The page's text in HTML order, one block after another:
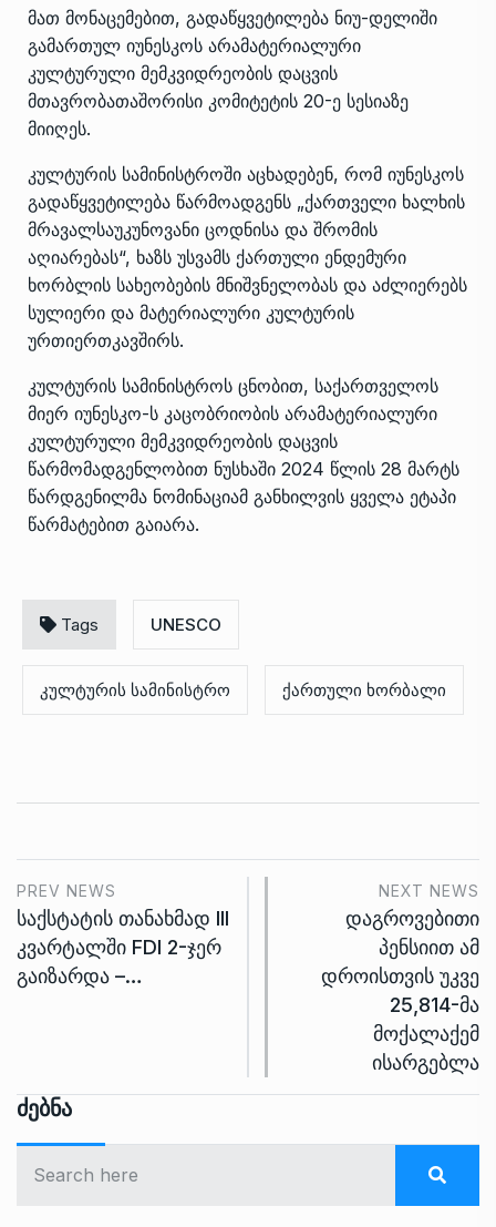
მათ მონაცემებით, გადაწყვეტილება ნიუ-დელიში
გამართულ იუნესკოს არამატერიალური
კულტურული მემკვიდრეობის დაცვის
მთავრობათაშორისი კომიტეტის 20-ე სესიაზე
მიიღეს.
კულტურის სამინისტროში აცხადებენ, რომ იუნესკოს
გადაწყვეტილება წარმოადგენს „ქართველი ხალხის
მრავალსაუკუნოვანი ცოდნისა და შრომის
აღიარებას“, ხაზს უსვამს ქართული ენდემური
ხორბლის სახეობების მნიშვნელობას და აძლიერებს
სულიერი და მატერიალური კულტურის
ურთიერთკავშირს.
კულტურის სამინისტროს ცნობით, საქართველოს
მიერ იუნესკო-ს კაცობრიობის არამატერიალური
კულტურული მემკვიდრეობის დაცვის
წარმომადგენლობით ნუსხაში 2024 წლის 28 მარტს
წარდგენილმა ნომინაციამ განხილვის ყველა ეტაპი
წარმატებით გაიარა.
Tags UNESCO
კულტურის სამინისტრო ქართული ხორბალი
PREV NEWS
საქსტატის თანახმად III
კვარტალში FDI 2-ჯერ
გაიზარდა –…
NEXT NEWS
დაგროვებითი
პენსიით ამ
დროისთვის უკვე
25,814-მა
მოქალაქემ
ისარგებლა
Ძებნა